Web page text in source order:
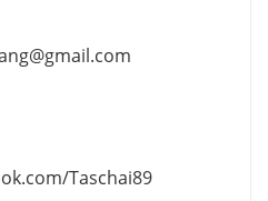
Taschai89